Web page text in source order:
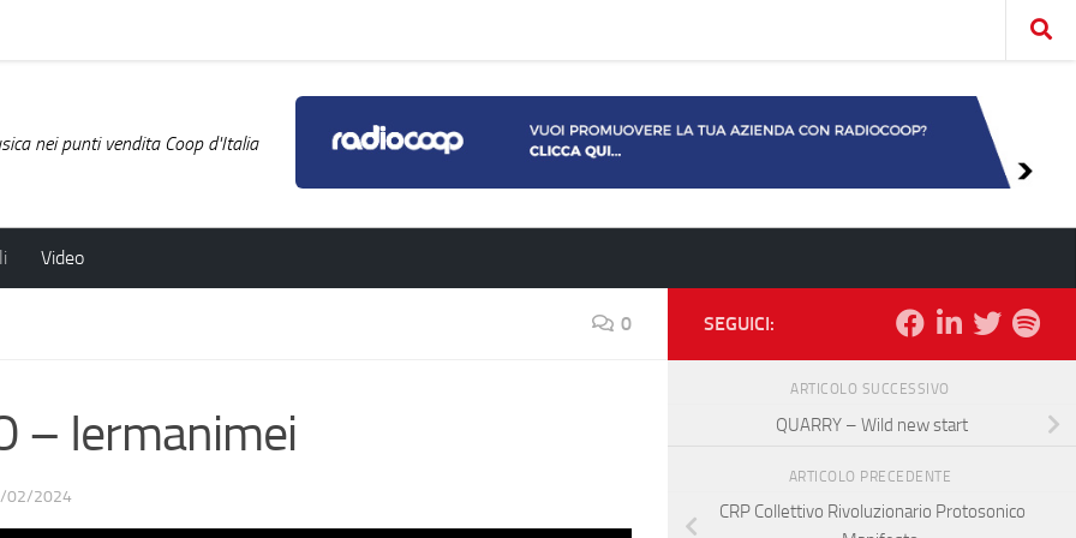
nei punti vendita Coop d'Italia
Video
0
– Iermanimei
02/2024
SEGUICI:
ARTICOLO SUCCESSIVO
QUARRY – Wild new start
ARTICOLO PRECEDENTE
CRP Collettivo Rivoluzionario Protosonico